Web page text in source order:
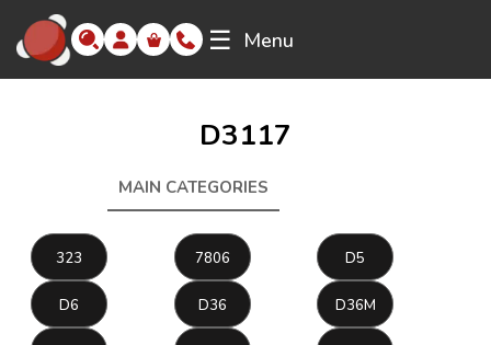
☰ Menu
D3117
MAIN CATEGORIES
323 7806 D5
D6 D36 D36M